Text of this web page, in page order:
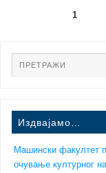
1
Издвајамо…
Машински факултет
очување културног